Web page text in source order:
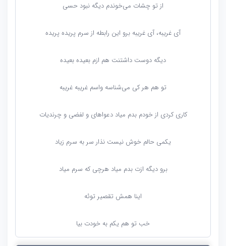
از تو چشات می‌خوندم دیگه نبود حسی
آی غریبه، آی غریبه برو این رابطه از سرم پریده پریده
دیگه دوست داشتنت هم ازم بعیده بعیده
تو هم هر کی می‌شناسه واسم غریبه غریبه
کاری کردی از خودم بدم میاد دعواهای و لفضی و چرندیات
یکمی حالم خوش نیست نذار سر به سرم زیاد
برو دیگه ازت بدم میاد هرچی که سرم میاد
اینا همش تقصیر توئه
خب تو هم یکم به خودت بیا